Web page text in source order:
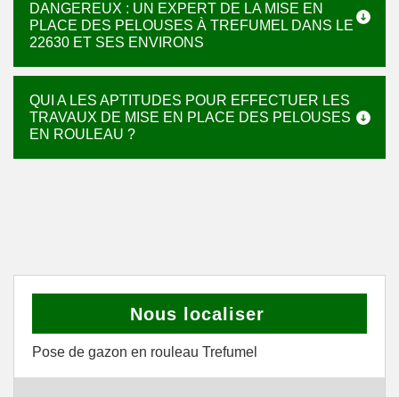
DANGEREUX : UN EXPERT DE LA MISE EN
PLACE DES PELOUSES À TREFUMEL DANS LE
22630 ET SES ENVIRONS
QUI A LES APTITUDES POUR EFFECTUER LES
TRAVAUX DE MISE EN PLACE DES PELOUSES
EN ROULEAU ?
Nous localiser
Pose de gazon en rouleau Trefumel